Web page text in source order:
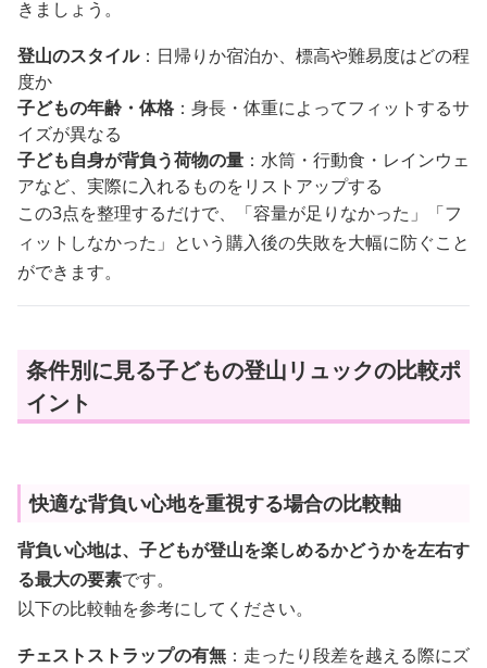
きましょう。
登山のスタイル：日帰りか宿泊か、標高や難易度はどの程
度か
子どもの年齢・体格 ：身長・体重によってフィットするサ
イズが異なる
子ども自身が背負う荷物の量 ：水筒・行動食・レインウェ
アなど、実際に入れるものをリストアップする
この3点を整理するだけで、「容量が足りなかった」「フ
ィットしなかった」という購入後の失敗を大幅に防ぐこと
ができます。
条件別に見る子どもの登山リュックの比較ポ
イント
快適な背負い心地を重視する場合の比較軸
背負い心地は、子どもが登山を楽しめるかどうかを左右す
る最大の要素です。
以下の比較軸を参考にしてください。
チェストストラップの有無 ：走ったり段差を越える際にズ